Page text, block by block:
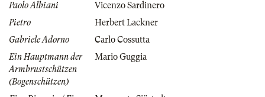
Paolo Albiani
Vicenzo Sardinero
Pietro
Herbert Lackner
Gabriele Adorno
Carlo Cossutta
Ein Hauptmann der
Armbrustschützen
(Bogenschützen)
Mario Guggia